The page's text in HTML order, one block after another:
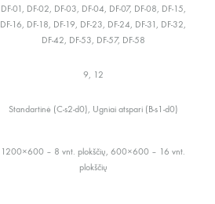
DF-01, DF-02, DF-03, DF-04, DF-07, DF-08, DF-15,
DF-16, DF-18, DF-19, DF-23, DF-24, DF-31, DF-32,
DF-42, DF-53, DF-57, DF-58
9, 12
Standartinė (C-s2-d0), Ugniai atspari (B-s1-d0)
1200×600 – 8 vnt. plokščių, 600×600 – 16 vnt.
plokščių